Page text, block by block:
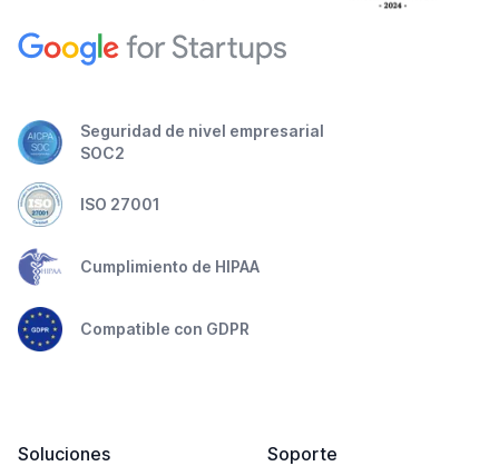
Seguridad de nivel empresarial
SOC2
ISO 27001
Cumplimiento de HIPAA
Compatible con GDPR
Soluciones
Soporte